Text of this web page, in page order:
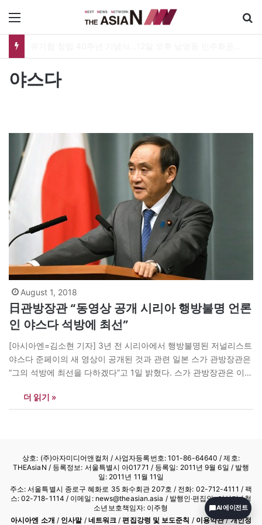
야스다
August 1, 2018
日관방장관 “동영상 공개 시리아 행방불명 언론
인 야스다 석방에 최선”
[아시아엔=김소현 기자] 3년 전 시리아에서 행방불명된 저널리스트
야스다 준페이의 새 영상이 공개된 것과 관련 일본 스가 관방장관은
“그의 석방에 최선을 다하겠다”고 1일 밝혔다. 스가 관방장관은 이날
스가 관방장관은 “자국인의 안전확보가 최대의 책무”라며 “일본 정
부는 여러 정보망을 통해 그의 석방을 위해 지속적으로 최선을…
더 읽기 »
상호: (주)아자미디어앤컬처 /사업자등록번호: 101-86-64640 / 제호:
THEAsiaN / 등록정보: 서울특별시 아01771 / 등록일: 2011년 9월 6일 / 발행
일: 2011년 11월 11일
주소: 서울특별시 종로구 혜화로 35 화수회관 207호 / 전화: 02-712-4111 / 팩
스: 02-718-1114 / 이메일: news@theasian.asia / 발행인·편집인: 이상기 / 청
소년보호책임자: 이주형
아시아엔 소개 / 인사말/ 네트워크 /편집강령 및 보도준칙 / 이용약관/개인정
AI 에이전트